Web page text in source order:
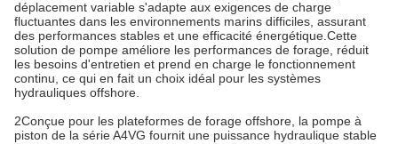
déplacement variable s'adapte aux exigences de charge
fluctuantes dans les environnements marins difficiles, assurant
des performances stables et une efficacité énergétique.Cette
solution de pompe améliore les performances de forage, réduit
les besoins d'entretien et prend en charge le fonctionnement
continu, ce qui en fait un choix idéal pour les systèmes
hydrauliques offshore.
2Conçue pour les plateformes de forage offshore, la pompe à
piston de la série A4VG fournit une puissance hydraulique stable